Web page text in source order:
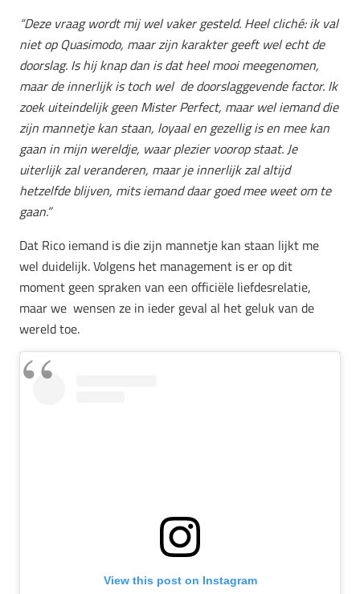
“Deze vraag wordt mij wel vaker gesteld. Heel cliché: ik val
niet op Quasimodo, maar zijn karakter geeft wel echt de
doorslag. Is hij knap dan is dat heel mooi meegenomen,
maar de innerlijk is toch wel de doorslaggevende factor. Ik
zoek uiteindelijk geen Mister Perfect, maar wel iemand die
zijn mannetje kan staan, loyaal en gezellig is en mee kan
gaan in mijn wereldje, waar plezier voorop staat.Je
uiterlijk zal veranderen, maar je innerlijk zal altijd
hetzelfde blijven, mits iemand daar goed mee weet om te
gaan.”
Dat Rico iemand is die zijn mannetje kan staan lijkt me
wel duidelijk. Volgens het management is er op dit
moment geen spraken van een officiële liefdesrelatie,
maar we wensen ze in ieder geval al het geluk van de
wereld toe.
View this post on Instagram